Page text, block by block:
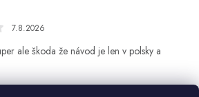
7.8.2026
ale škoda že návod je len v polsky a